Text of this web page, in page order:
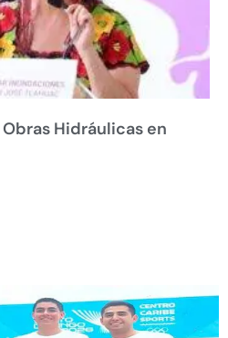
Hidráulicas en